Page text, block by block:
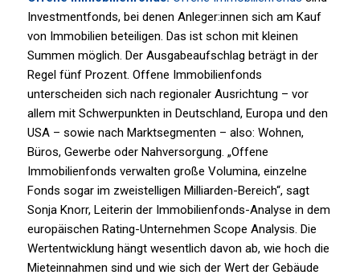
Investmentfonds, bei denen Anleger:innen sich am Kauf
von Immobilien beteiligen. Das ist schon mit kleinen
Summen möglich. Der Ausgabeaufschlag beträgt in der
Regel fünf Prozent. Offene Immobilienfonds
unterscheiden sich nach regionaler Ausrichtung – vor
allem mit Schwerpunkten in Deutschland, Europa und den
USA – sowie nach Marktsegmenten – also: Wohnen,
Büros, Gewerbe oder Nahversorgung. „Offene
Immobilienfonds verwalten große Volumina, einzelne
Fonds sogar im zweistelligen Milliarden-Bereich“, sagt
Sonja Knorr, Leiterin der Immobilienfonds-Analyse in dem
europäischen Rating-Unternehmen Scope Analysis. Die
Wertentwicklung hängt wesentlich davon ab, wie hoch die
Mieteinnahmen sind und wie sich der Wert der Gebäude